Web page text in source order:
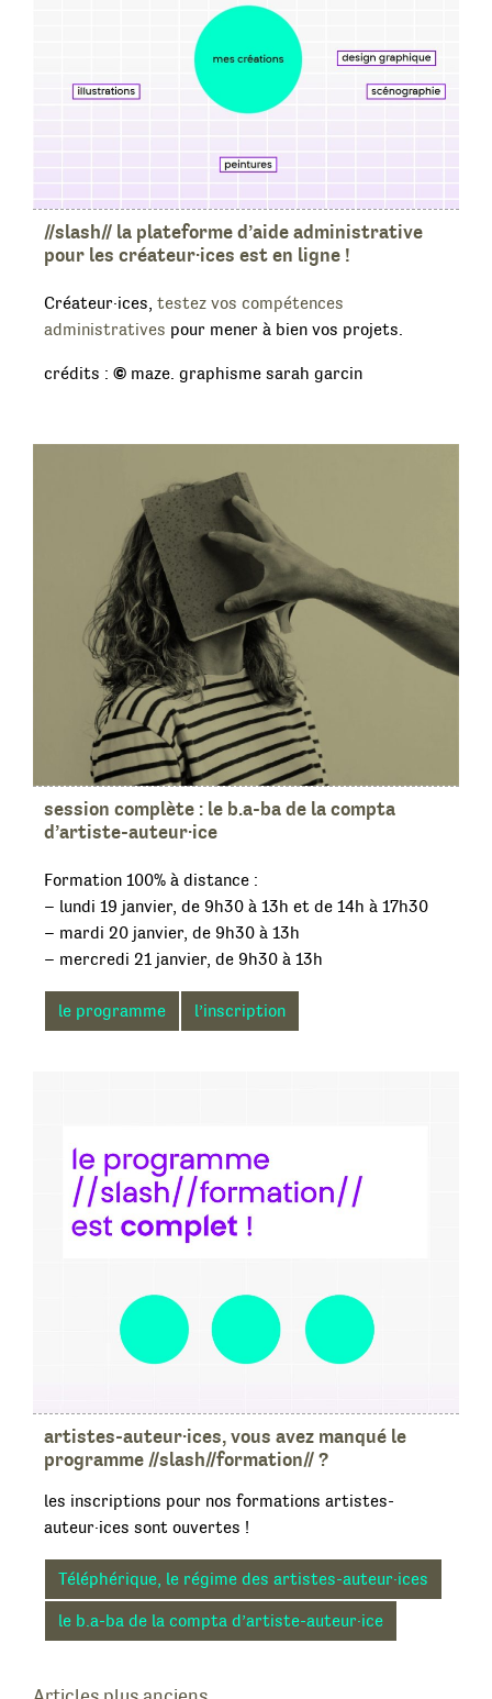
//slash// la plateforme d’aide administrative
pour les créateur·ices est en ligne !
Créateur·ices, testez vos compétences
administratives pour mener à bien vos projets.
crédits : © maze. graphisme sarah garcin
session complète : le b.a-ba de la compta
d’artiste-auteur·ice
Formation 100% à distance :
– lundi 19 janvier, de 9h30 à 13h et de 14h à 17h30
– mardi 20 janvier, de 9h30 à 13h
– mercredi 21 janvier, de 9h30 à 13h
le programme l’inscription
artistes-auteur·ices, vous avez manqué le
programme //slash//formation// ?
les inscriptions pour nos formations artistes-
auteur·ices sont ouvertes !
Téléphérique, le régime des artistes-auteur·ices
le b.a-ba de la compta d’artiste-auteur·ice